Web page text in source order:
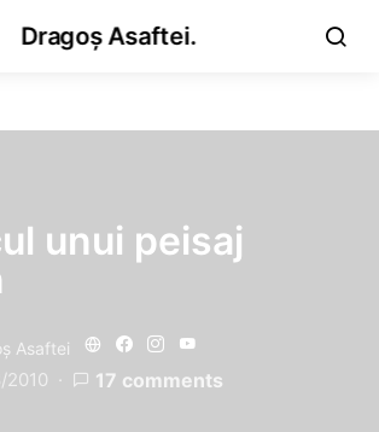
Dragoș Asaftei.
unui peisaj
Asaftei
2010 17 comments